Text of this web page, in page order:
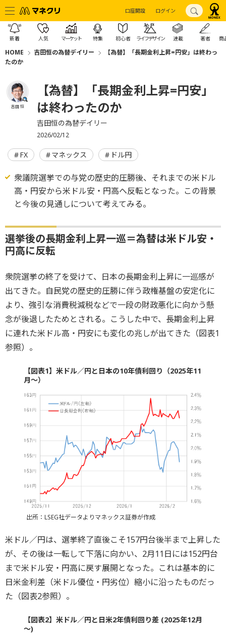
口座開設 ログイン
新着 人気 マーケット 特集 初心者 ライフデザイン 連載 著者 商
HOME 吉田恒の為替デイリー
【為替】「長期金利上昇=円安」は終わっ
たのか
吉田 恒
【為替】「長期金利上昇=円安」
は終わったのか
吉田恒の為替デイリー
2026/02/12
FX マネックス ドル円
衆議院選挙での与党の歴史的圧勝後、それまでの米ドル
高・円安から米ドル安・円高へ反転となった。この背景
と今後の見通しについて考えてみる。
選挙後の長期金利上昇一巡＝為替は米ドル安・
円高に反転
衆院選挙の終了を受けて、日本の長期金利上昇に一巡感が
出てきた。自民党の歴史的圧勝に伴う政権基盤の安定化に
より、強引な消費税減税などで一段の財政悪化に向かう懸
念が後退したためとされる。こうした中で、長期金利上昇
に連れた米ドル高・円安にも変化の兆しが出てきた（図表1
参照）。
【図表1】米ドル／円と日本の10年債利回り（2025年11
月～）
出所：LSEG社データよりマネックス証券が作成
米ドル／円は、選挙終了直後こそ157円台後半まで上昇した
が、その後は一転して下落に向かい、2月11日には152円台
まで米ドル安・円高に戻す展開となった。これは基本的に
日米金利差（米ドル優位・円劣位）縮小に沿ったものだっ
た（図表2参照）。
【図表2】米ドル／円と日米2年債利回り差 (2025年12月
～)